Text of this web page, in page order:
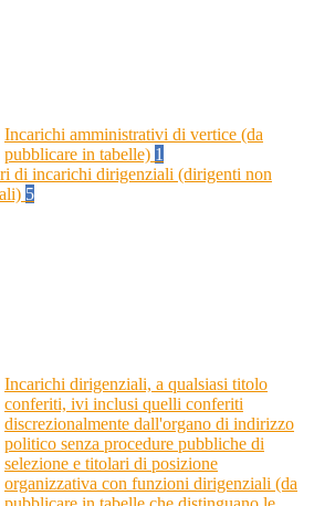
Incarichi amministrativi di vertice (da
pubblicare in tabelle) 1
di incarichi dirigenziali (dirigenti non
5
Incarichi dirigenziali, a qualsiasi titolo
conferiti, ivi inclusi quelli conferiti
discrezionalmente dall'organo di indirizzo
politico senza procedure pubbliche di
selezione e titolari di posizione
organizzativa con funzioni dirigenziali (da